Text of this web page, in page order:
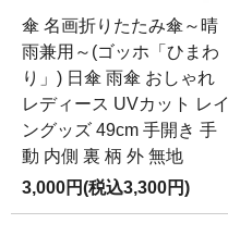
傘 名画折りたたみ傘～晴
雨兼用～(ゴッホ「ひまわ
り」) 日傘 雨傘 おしゃれ
レディース UVカット レイ
ングッズ 49cm 手開き 手
動 内側 裏 柄 外 無地
3,000円(税込3,300円)